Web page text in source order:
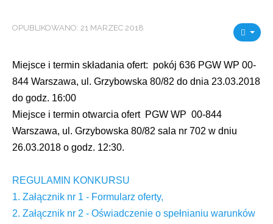
OPUBLIKOWANO: 21 MARZEC 2018
Miejsce i termin składania ofert: pokój 636 PGW WP 00-
844 Warszawa, ul. Grzybowska 80/82 do dnia 23.03.2018
do godz. 16:00
Miejsce i termin otwarcia ofert PGW WP 00-844
Warszawa, ul. Grzybowska 80/82 sala nr 702 w dniu
26.03.2018 o godz. 12:30.
REGULAMIN KONKURSU
1. Załącznik nr 1 - Formularz oferty,
2. Załącznik nr 2 - Oświadczenie o spełnianiu warunków